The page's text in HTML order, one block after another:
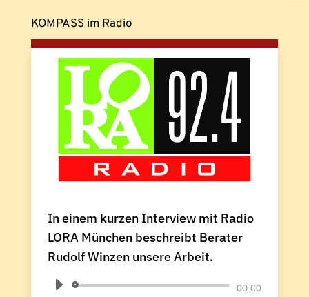
KOMPASS im Radio
In einem kurzen Interview mit Radio
LORA München beschreibt Berater
Rudolf Winzen unsere Arbeit.
Audio-
00:00